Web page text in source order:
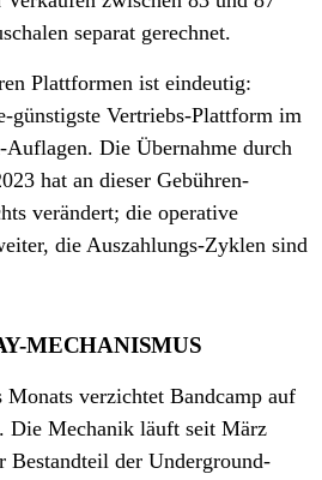
separat gerechnet.
Plattformen ist eindeutig:
günstigste Vertriebs-Plattform im
Die Übernahme durch
hat an dieser Gebühren-
verändert; die operative
die Auszahlungs-Zyklen sind
MECHANISMUS
Monats verzichtet Bandcamp auf
Die Mechanik läuft seit März
Bestandteil der Underground-